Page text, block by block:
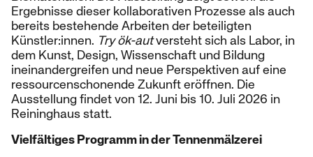
Ergebnisse dieser kollaborativen Prozesse als auch
bereits bestehende Arbeiten der beteiligten
Künstler:innen. Try ök-autversteht sich als Labor, in
dem Kunst, Design, Wissenschaft und Bildung
ineinandergreifen und neue Perspektiven auf eine
ressourcenschonende Zukunft eröffnen. Die
Ausstellung findet von 12. Juni bis 10. Juli 2026 in
Reininghaus statt.
Vielfältiges Programm in der Tennenmälzerei